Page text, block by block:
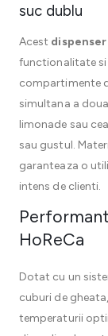
suc dublu
Acest
functionalitate si
compartimente
simultana a
limonade sau
sau gustul.
garanteaza o
intens de clienti.
HoReCa
Dotat cu un
cuburi de
temperaturii